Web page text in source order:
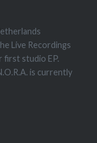
Live Recordings
first studio EP.
is currently